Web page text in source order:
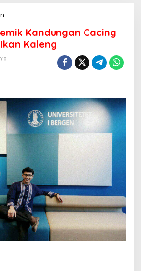
m
b
a
c
e
m
i
k
n
d
n
g
a
n
C
Kandungan Cacing
Kaleng